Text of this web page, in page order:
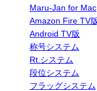
Maru-Jan for Mac
Amazon Fire TV
Android TV版
称号システム
Rt.システム
段位システム
フラッグシステム